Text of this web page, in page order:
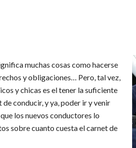
muchas cosas como hacerse
y obligaciones… Pero, tal vez,
y chicas es el tener la suficiente
conducir, y ya, poder ir y venir
los nuevos conductores lo
sobre cuanto cuesta el carnet de